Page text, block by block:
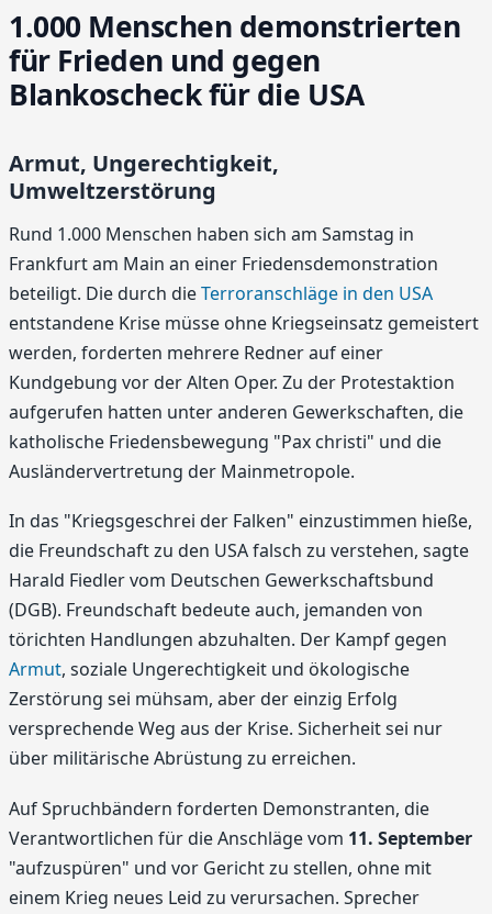
1.000 Menschen demonstrierten
für Frieden und gegen
Blankoscheck für die USA
Armut, Ungerechtigkeit,
Umweltzerstörung
Rund 1.000 Menschen haben sich am Samstag in
Frankfurt am Main an einer Friedensdemonstration
beteiligt. Die durch dieTerroranschläge in den USA
entstandene Krise müsse ohne Kriegseinsatz gemeistert
werden, forderten mehrere Redner auf einer
Kundgebung vor der Alten Oper. Zu der Protestaktion
aufgerufen hatten unter anderen Gewerkschaften, die
katholische Friedensbewegung "Pax christi" und die
Ausländervertretung der Mainmetropole.
In das "Kriegsgeschrei der Falken" einzustimmen hieße,
die Freundschaft zu den USA falsch zu verstehen, sagte
Harald Fiedler vom Deutschen Gewerkschaftsbund
(DGB). Freundschaft bedeute auch, jemanden von
törichten Handlungen abzuhalten. Der Kampf gegen
Armut, soziale Ungerechtigkeit und ökologische
Zerstörung sei mühsam, aber der einzig Erfolg
versprechende Weg aus der Krise. Sicherheit sei nur
über militärische Abrüstung zu erreichen.
Auf Spruchbändern forderten Demonstranten, die
Verantwortlichen für die Anschläge vom 11. September
"aufzuspüren" und vor Gericht zu stellen, ohne mit
einem Krieg neues Leid zu verursachen. Sprecher